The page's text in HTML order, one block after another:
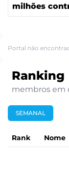
milhões
Portal não
Ranking
membros em
SEMANAL
Rank Nome